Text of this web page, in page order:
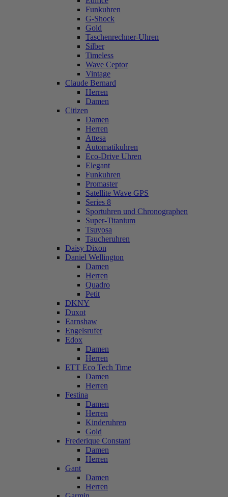
Funkuhren
G-Shock
Gold
Taschenrechner-Uhren
Silber
Timeless
Wave Ceptor
Vintage
Claude Bernard
Herren
Damen
Citizen
Damen
Herren
Attesa
Automatikuhren
Eco-Drive Uhren
Elegant
Funkuhren
Promaster
Satellite Wave GPS
Series 8
Sportuhren und Chronographen
Super-Titanium
Tsuyosa
Taucheruhren
Daisy Dixon
Daniel Wellington
Damen
Herren
Quadro
Petit
DKNY
Duxot
Earnshaw
Engelsrufer
Edox
Damen
Herren
ETT Eco Tech Time
Damen
Herren
Festina
Damen
Herren
Kinderuhren
Gold
Frederique Constant
Damen
Herren
Gant
Damen
Herren